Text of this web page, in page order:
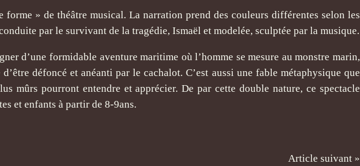
forme » de théâtre musical. La narration prend des couleurs différentes selon les
par le survivant de la tragédie, Ismaël et modelée, sculptée par la musique.
d’une formidable aventure maritime où l’homme se mesure au monstre marin,
défoncé et anéanti par le cachalot. C’est aussi une fable métaphysique que
mûrs pourront entendre et apprécier. De par cette double nature, ce spectacle
et enfants à partir de 8-9ans.
Article suivant »